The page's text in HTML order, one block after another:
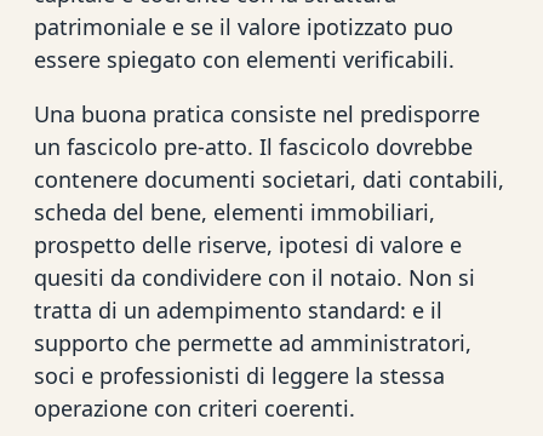
patrimoniale e se il valore ipotizzato puo
essere spiegato con elementi verificabili.
Una buona pratica consiste nel predisporre
un fascicolo pre-atto. Il fascicolo dovrebbe
contenere documenti societari, dati contabili,
scheda del bene, elementi immobiliari,
prospetto delle riserve, ipotesi di valore e
quesiti da condividere con il notaio. Non si
tratta di un adempimento standard: e il
supporto che permette ad amministratori,
soci e professionisti di leggere la stessa
operazione con criteri coerenti.